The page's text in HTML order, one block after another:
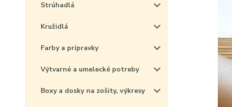
Strúhadlá
Kružidlá
Farby a prípravky
Výtvarné a umelecké potreby
Boxy a dosky na zošity, výkresy